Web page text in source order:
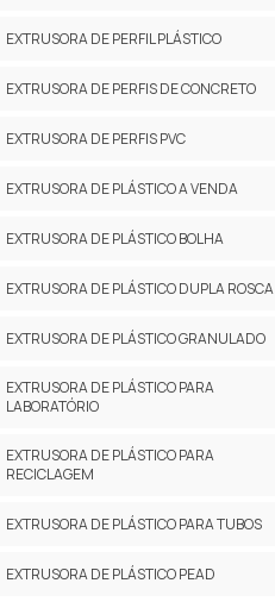
EXTRUSORA DE PERFIL PLÁSTICO
EXTRUSORA DE PERFIS DE CONCRETO
EXTRUSORA DE PERFIS PVC
EXTRUSORA DE PLÁSTICO A VENDA
EXTRUSORA DE PLÁSTICO BOLHA
EXTRUSORA DE PLÁSTICO DUPLA ROSCA
EXTRUSORA DE PLÁSTICO GRANULADO
EXTRUSORA DE PLÁSTICO PARA
LABORATÓRIO
EXTRUSORA DE PLÁSTICO PARA
RECICLAGEM
EXTRUSORA DE PLÁSTICO PARA TUBOS
EXTRUSORA DE PLÁSTICO PEAD